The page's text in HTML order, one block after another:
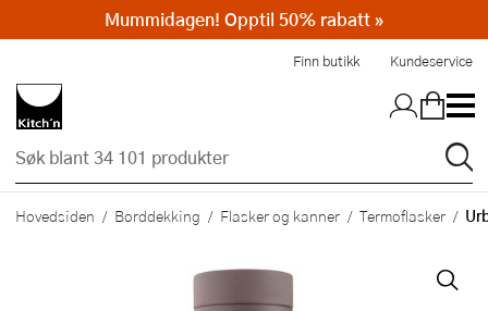
Finn butikk Kundeservice
Hovedsiden Borddekking Flasker og kanner Termoflasker
Mummidagen! Opptil 50% rabatt »